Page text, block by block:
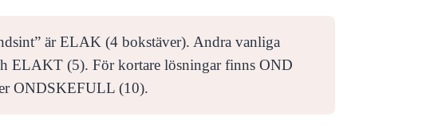
är ELAK (4 bokstäver). Andra vanliga
ELAKT (5). För kortare lösningar finns OND
ONDSKEFULL (10).